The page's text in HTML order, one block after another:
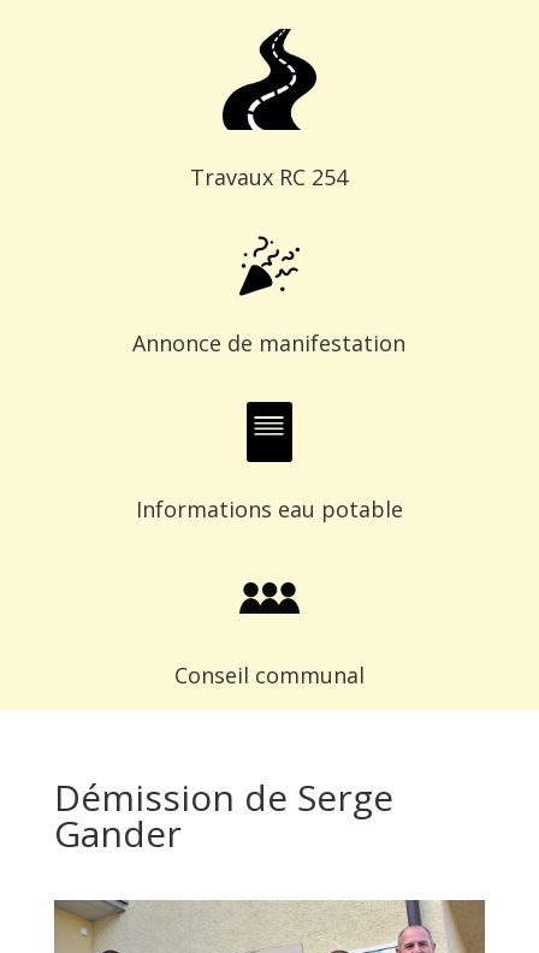
Travaux RC 254
Annonce de manifestation
Informations eau potable
Conseil communal
Démission de Serge
Gander